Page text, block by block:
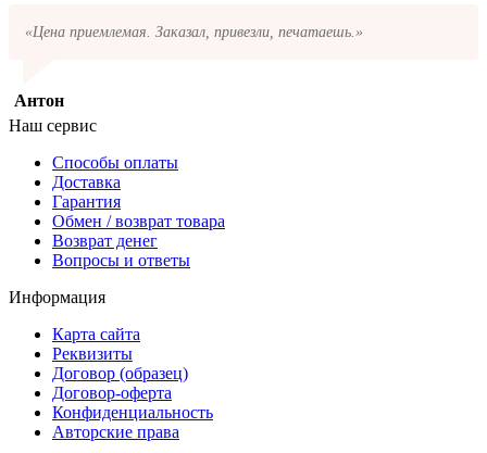
«Цена приемлемая. Заказал, привезли, печатаешь.»
Антон
Наш сервис
Способы оплаты
Доставка
Гарантия
Обмен / возврат товара
Возврат денег
Вопросы и ответы
Информация
Карта сайта
Реквизиты
Договор (образец)
Договор-оферта
Конфиденциальность
Авторские права